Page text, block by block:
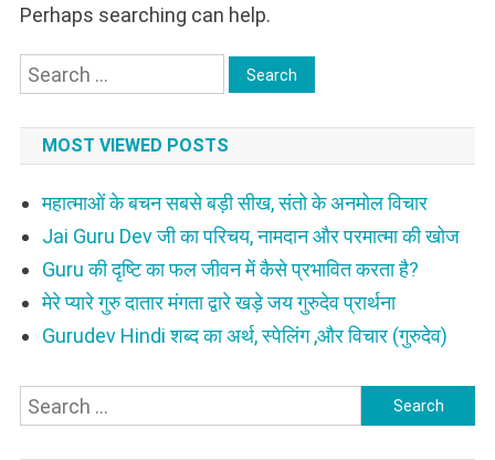
Perhaps searching can help.
Search
MOST VIEWED POSTS
महात्माओं के बचन सबसे बड़ी सीख, संतो के अनमोल विचार
Jai Guru Dev जी का परिचय, नामदान और परमात्मा की खोज
Guru की दृष्टि का फल जीवन में कैसे प्रभावित करता है?
मेरे प्यारे गुरु दातार मंगता द्वारे खड़े जय गुरुदेव प्रार्थना
Gurudev Hindi शब्द का अर्थ, स्पेलिंग ,और विचार (गुरुदेव)
Search